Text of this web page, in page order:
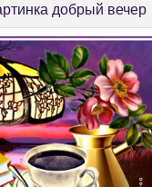
добрый вечер